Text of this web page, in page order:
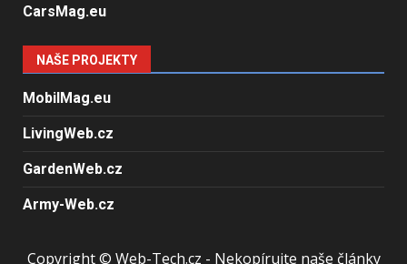
CarsMag.eu
NAŠE PROJEKTY
MobilMag.eu
LivingWeb.cz
GardenWeb.cz
Army-Web.cz
Copyright © Web-Tech.cz - Nekopírujte naše články